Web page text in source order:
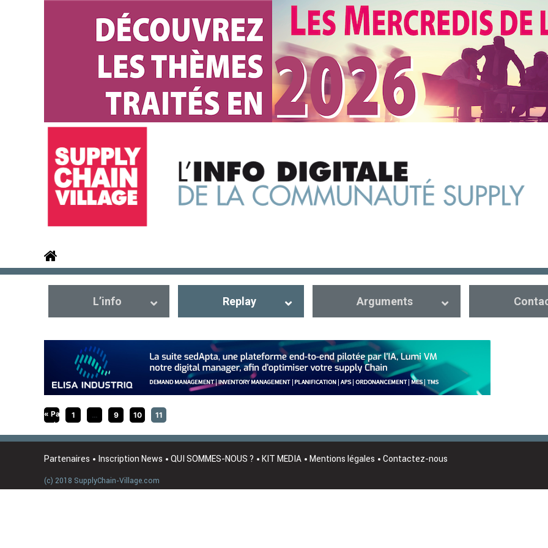
L’info Replay Arguments
« Page
précédente
1 … 9 10 11
Partenaires Inscription News QUI SOMMES-NOUS ? KIT MEDIA Mentions légales Contactez-nous
(c) 2018 SupplyChain-Village.com